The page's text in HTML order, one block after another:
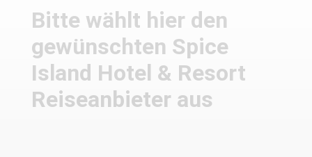
Bitte wählt hier den
gewünschten Spice
Island Hotel & Resort
Reiseanbieter aus